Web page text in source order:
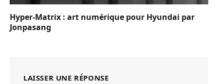
Hyper-Matrix : art numérique pour Hyundai par
Jonpasang
LAISSER UNE RÉPONSE